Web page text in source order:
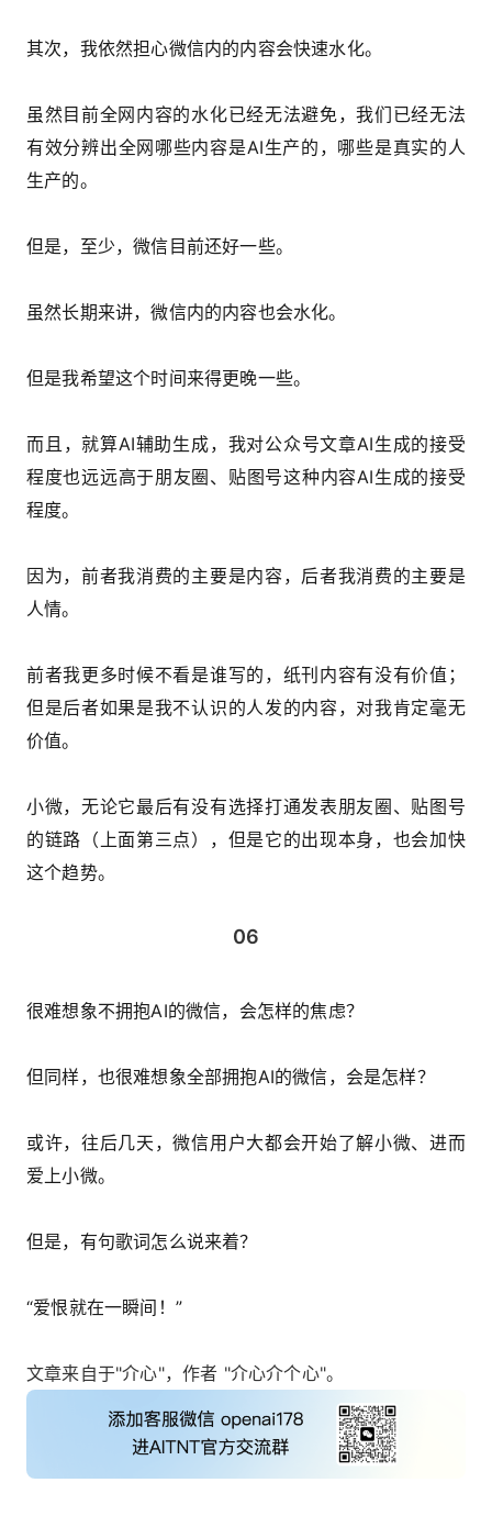
其次，我依然担心微信内的内容会快速水化。
虽然目前全网内容的水化已经无法避免，我们已经无法
有效分辨出全网哪些内容是AI生产的，哪些是真实的人
生产的。
但是，至少，微信目前还好一些。
虽然长期来讲，微信内的内容也会水化。
但是我希望这个时间来得更晚一些。
而且，就算AI辅助生成，我对公众号文章AI生成的接受
程度也远远高于朋友圈、贴图号这种内容AI生成的接受
程度。
因为，前者我消费的主要是内容，后者我消费的主要是
人情。
前者我更多时候不看是谁写的，纸刊内容有没有价值；
但是后者如果是我不认识的人发的内容，对我肯定毫无
价值。
小微，无论它最后有没有选择打通发表朋友圈、贴图号
的链路（上面第三点），但是它的出现本身，也会加快
这个趋势。
06
很难想象不拥抱AI的微信，会怎样的焦虑？
但同样，也很难想象全部拥抱AI的微信，会是怎样？
或许，往后几天，微信用户大都会开始了解小微、进而
爱上小微。
但是，有句歌词怎么说来着？
“爱恨就在一瞬间！”
文章来自于"介心"，作者 "介心介个心"。